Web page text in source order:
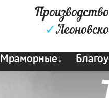
✓
Мраморные↓